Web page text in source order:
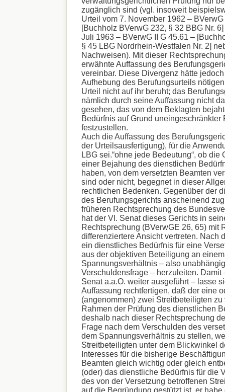
zugänglich sind (vgl. insoweit
Urteil vom 7. November 1962 –
[Buchholz BVerwG 232, § 32 BBG Nr.
Juli 1963 – BVerwG II G 45.61 –
§ 45 LBG Nordrhein-Westfalen Nr. 2]
Nachweisen). Mit dieser
erwähnte Auffassung des
vereinbar. Diese Divergenz hätte
Aufhebung des Berufungsurteils
Urteil nicht auf ihr beruht; das
nämlich durch seine Auffassung nicht
gesehen, das von dem Beklagten
Bedürfnis auf Grund uneingeschränkter
festzustellen.
Auch die Auffassung des
der Urteilsausfertigung), für die
LBG sei.“ohne jede Bedeutung“, ob die
einer Bejahung des dienstlichen
haben, von dem versetzten Beamten
sind oder nicht, begegnet in dieser
rechtlichen Bedenken. Gegenüber der
des Berufungsgerichts anscheinend
früheren Rechtsprechung des
hat der VI. Senat dieses Gerichts in
Rechtsprechung (BVerwGE 26, 65) mit
differenziertere Ansicht vertreten. Nach
ein dienstliches Bedürfnis für eine
aus der objektiven Beteiligung an
Spannungsverhältnis – also
Verschuldensfrage – herzuleiten. Damit
Senat a.a.O. weiter ausgeführt – lasse
Auffassung rechtfertigen, daß der eine
(angenommen) zwei Streitbeteiligten zu
Rahmen der Prüfung des dienstlichen
deshalb nach dieser Rechtsprechung
Frage nach dem Verschulden des
dem Spannungsverhältnis zu stellen,
Streitbeteiligten unter dem Blickwinkel
Interesses für die bisherige
Beamten gleich wichtig oder gleich
(oder) das dienstliche Bedürfnis für die
des von der Versetzung betroffenen
auf die Begründung gestützt ist, er habe